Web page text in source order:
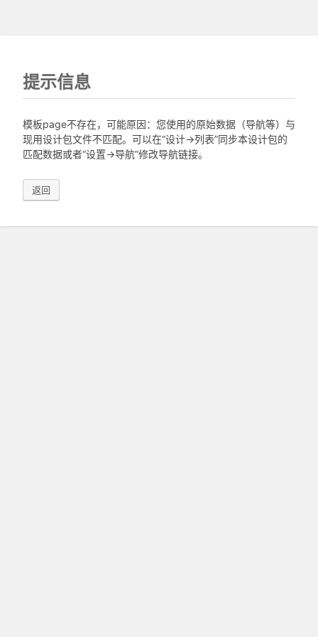
提示信息
模板page不存在，可能原因：您使用的原始数据（导航等）与
现用设计包文件不匹配。可以在“设计->列表”同步本设计包的
匹配数据或者“设置->导航”修改导航链接。
返回